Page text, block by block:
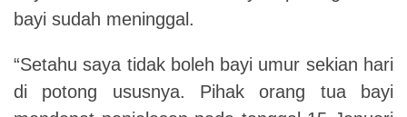
bayi sudah meninggal.
“Setahu saya tidak boleh bayi umur sekian hari
di potong ususnya. Pihak orang tua bayi